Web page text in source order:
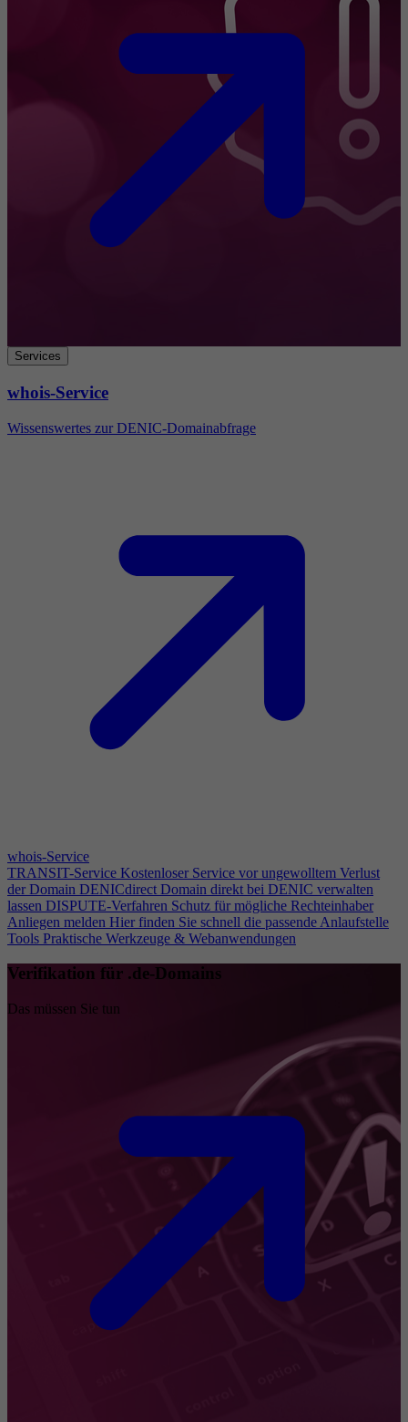
Services
whois-Service
Wissenswertes zur DENIC-Domainabfrage
whois-Service
TRANSIT-Service Kostenloser Service vor ungewolltem Verlust
der Domain DENICdirect Domain direkt bei DENIC verwalten
lassen DISPUTE-Verfahren Schutz für mögliche Rechteinhaber
Anliegen melden Hier finden Sie schnell die passende Anlaufstelle
Tools Praktische Werkzeuge & Webanwendungen
Verifikation für .de-Domains
Das müssen Sie tun